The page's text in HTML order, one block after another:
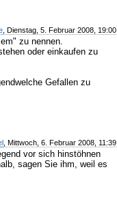
, Dienstag, 5. Februar 2008, 19:00
zu nennen.
oder einkaufen zu
Gefallen zu
, Mittwoch, 6. Februar 2008, 11:39
vor sich hinstöhnen
sagen Sie ihm, weil es